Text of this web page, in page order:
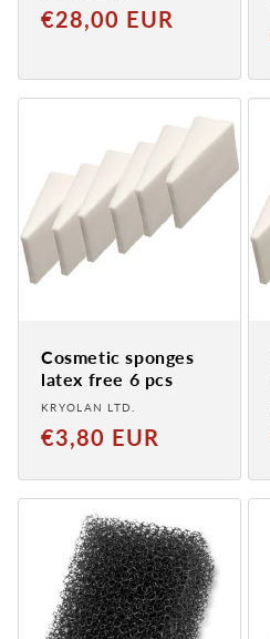
Preis
€28,00 EUR
Cosmetic sponges
latex free 6 pcs
Provider:
KRYOLAN LTD.
Normaler
€3,80 EUR